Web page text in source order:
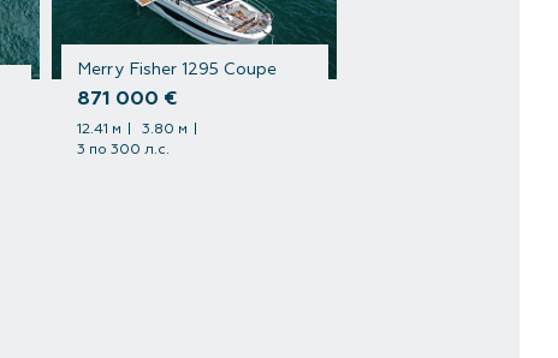
Merry Fisher 1295 Coupe
871 000 €
12.41 м
3.80 м
3 по 300 л.с.